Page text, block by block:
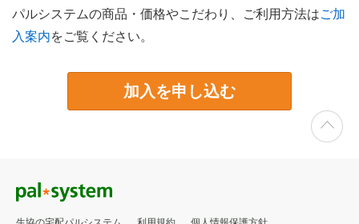
パルシステムの商品・価格やこだわり、ご利用方法はご加
入案内をご覧ください。
加入を申し込む